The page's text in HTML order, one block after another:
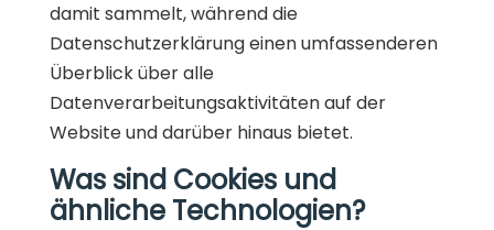
damit sammelt, während die
Datenschutzerklärung einen umfassenderen
Überblick über alle
Datenverarbeitungsaktivitäten auf der
Website und darüber hinaus bietet.
Was sind Cookies und
ähnliche Technologien?